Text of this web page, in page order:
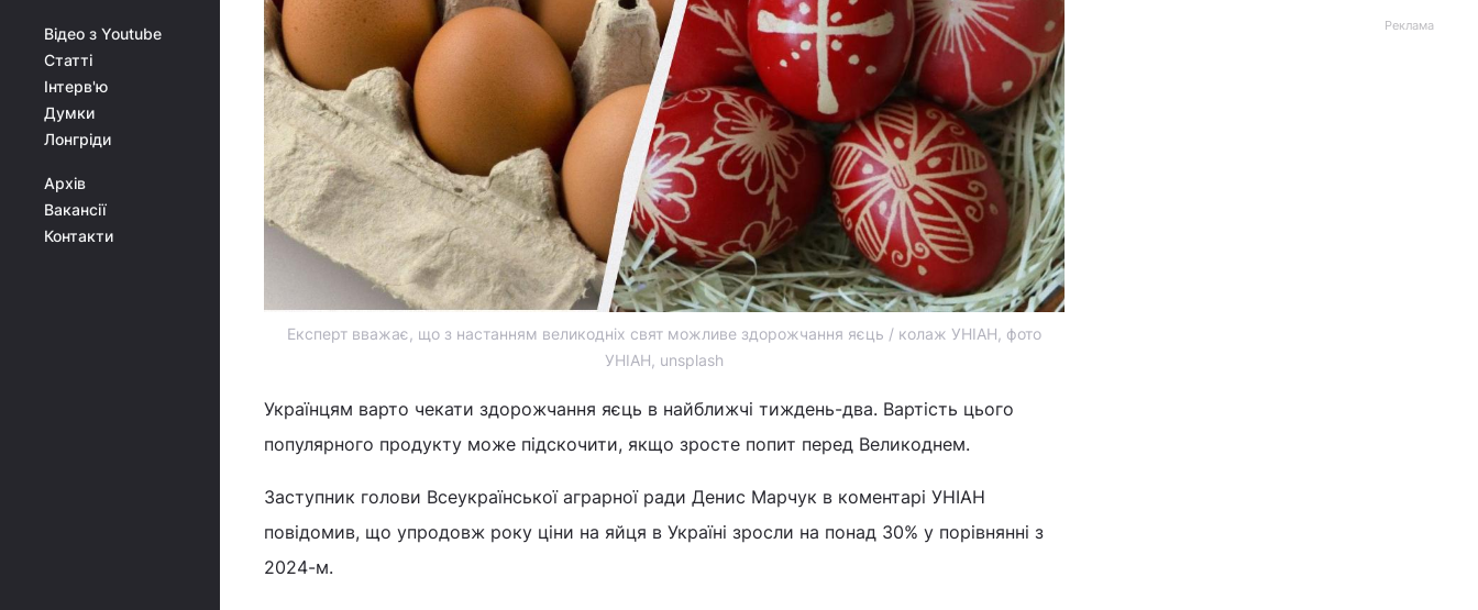
Відео з Youtube
Статті
Інтерв'ю
Думки
Лонгріди
Архів
Вакансії
Контакти
Експерт вважає, що з настанням великодніх свят можливе здорожчання яєць / колаж УНІАН, фото
УНІАН, unsplash
Українцям варто чекати здорожчання яєць в найближчі тиждень-два. Вартість цього
популярного продукту може підскочити, якщо зросте попит перед Великоднем.
Заступник голови Всеукраїнської аграрної ради Денис Марчук в коментарі УНІАН
повідомив, що упродовж року ціни на яйця в Україні зросли на понад 30% у порівнянні з
2024-м.
Реклама